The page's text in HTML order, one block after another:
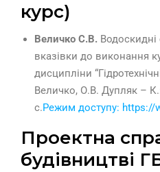
курс)
Величко С.В.
вказівки до виконання
дисципліни
Величко, О.В. Дупляк –
с.Режим доступу: https://
Проектна
будівництві